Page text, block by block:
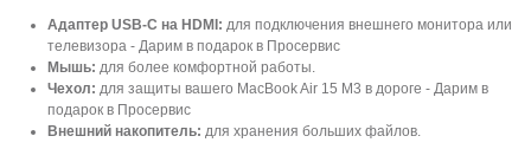
Адаптер USB-C на HDMI: для подключения внешнего монитора или
телевизора - Дарим в подарок в Просервис
Мышь: для более комфортной работы.
Чехол: для защиты вашего MacBook Air 15 M3 в дороге - Дарим в
подарок в Просервис
Внешний накопитель: для хранения больших файлов.
+ 7 (3462) 550-677
+ 7 (952) 718-0599
Заказать обратный звонок
Сургут, проспект Мира 5
ТЦ "Никольский" 1 этаж
Ежедневно с 10:00 до 21:00